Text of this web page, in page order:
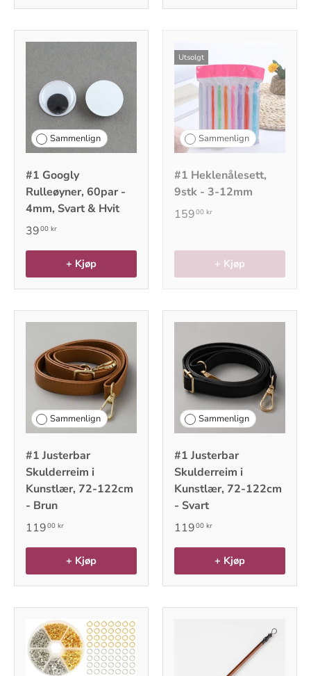
Sammenlign
#1 Googly
Rulleøyner, 60par -
4mm, Svart & Hvit
3900 kr
+ Kjøp
Utsolgt
Sammenlign
#1 Heklenålesett,
9stk - 3-12mm
15900 kr
+ Kjøp
Sammenlign
#1 Justerbar
Skulderreim i
Kunstlær, 72-122cm
- Brun
11900 kr
+ Kjøp
Sammenlign
#1 Justerbar
Skulderreim i
Kunstlær, 72-122cm
- Svart
11900 kr
+ Kjøp